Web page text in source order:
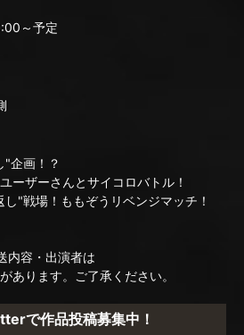
～予定
企画！？
ザーさんとサイコロバトル！
"戦場！ももぞうリベンジマッチ！
内容・出演者は
あります。ご了承ください。
で作品投稿募集中！